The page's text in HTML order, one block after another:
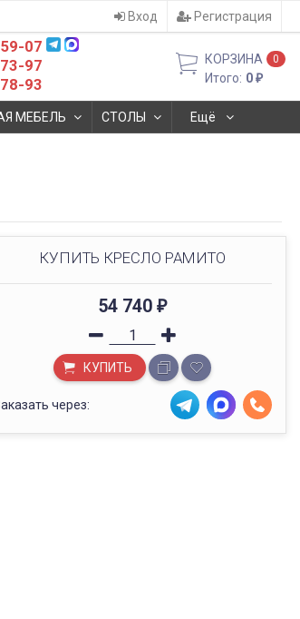
Вход Регистрация
07
97
93
КОРЗИНА 0
Итого: 0₽
МЕБЕЛЬ СТОЛЫ Ещё
КУПИТЬ КРЕСЛО РАМИТО
54 740₽
КУПИТЬ
через: